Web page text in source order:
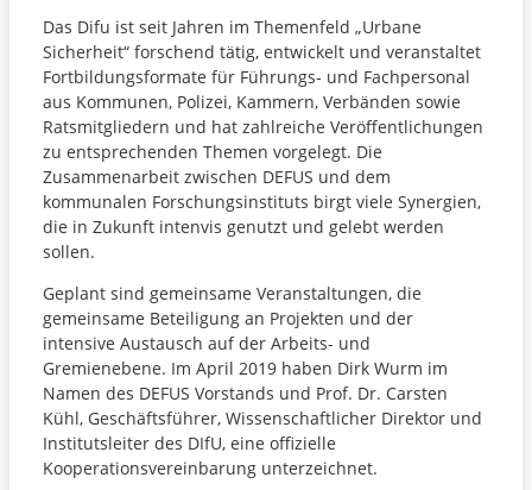
Das Difu ist seit Jahren im Themenfeld „Urbane
Sicherheit“ forschend tätig, entwickelt und veranstaltet
Fortbildungsformate für Führungs‐ und Fachpersonal
aus Kommunen, Polizei, Kammern, Verbänden sowie
Ratsmitgliedern und hat zahlreiche Veröffentlichungen
zu entsprechenden Themen vorgelegt. Die
Zusammenarbeit zwischen DEFUS und dem
kommunalen Forschungsinstituts birgt viele Synergien,
die in Zukunft intenvis genutzt und gelebt werden
sollen.
Geplant sind gemeinsame Veranstaltungen, die
gemeinsame Beteiligung an Projekten und der
intensive Austausch auf der Arbeits- und
Gremienebene. Im April 2019 haben Dirk Wurm im
Namen des DEFUS Vorstands und Prof. Dr. Carsten
Kühl, Geschäftsführer, Wissenschaftlicher Direktor und
Institutsleiter des DIfU, eine offizielle
Kooperationsvereinbarung unterzeichnet.